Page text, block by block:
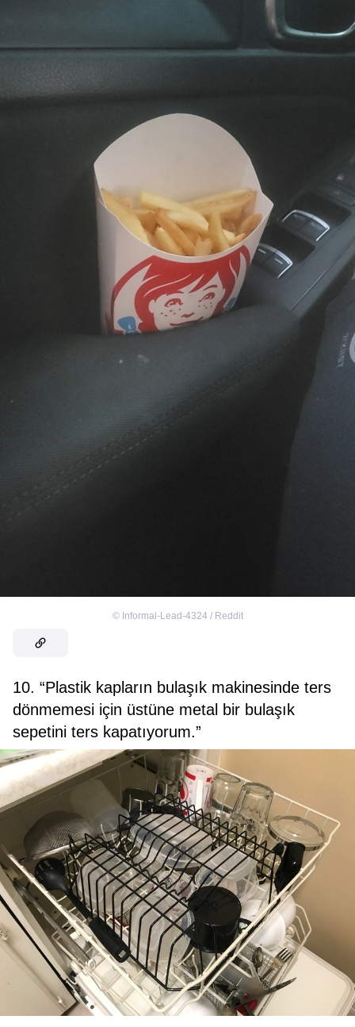
© Informal-Lead-4324 / Reddit
10. “Plastik kapların bulaşık makinesinde ters
dönmemesi için üstüne metal bir bulaşık
sepetini ters kapatıyorum.”